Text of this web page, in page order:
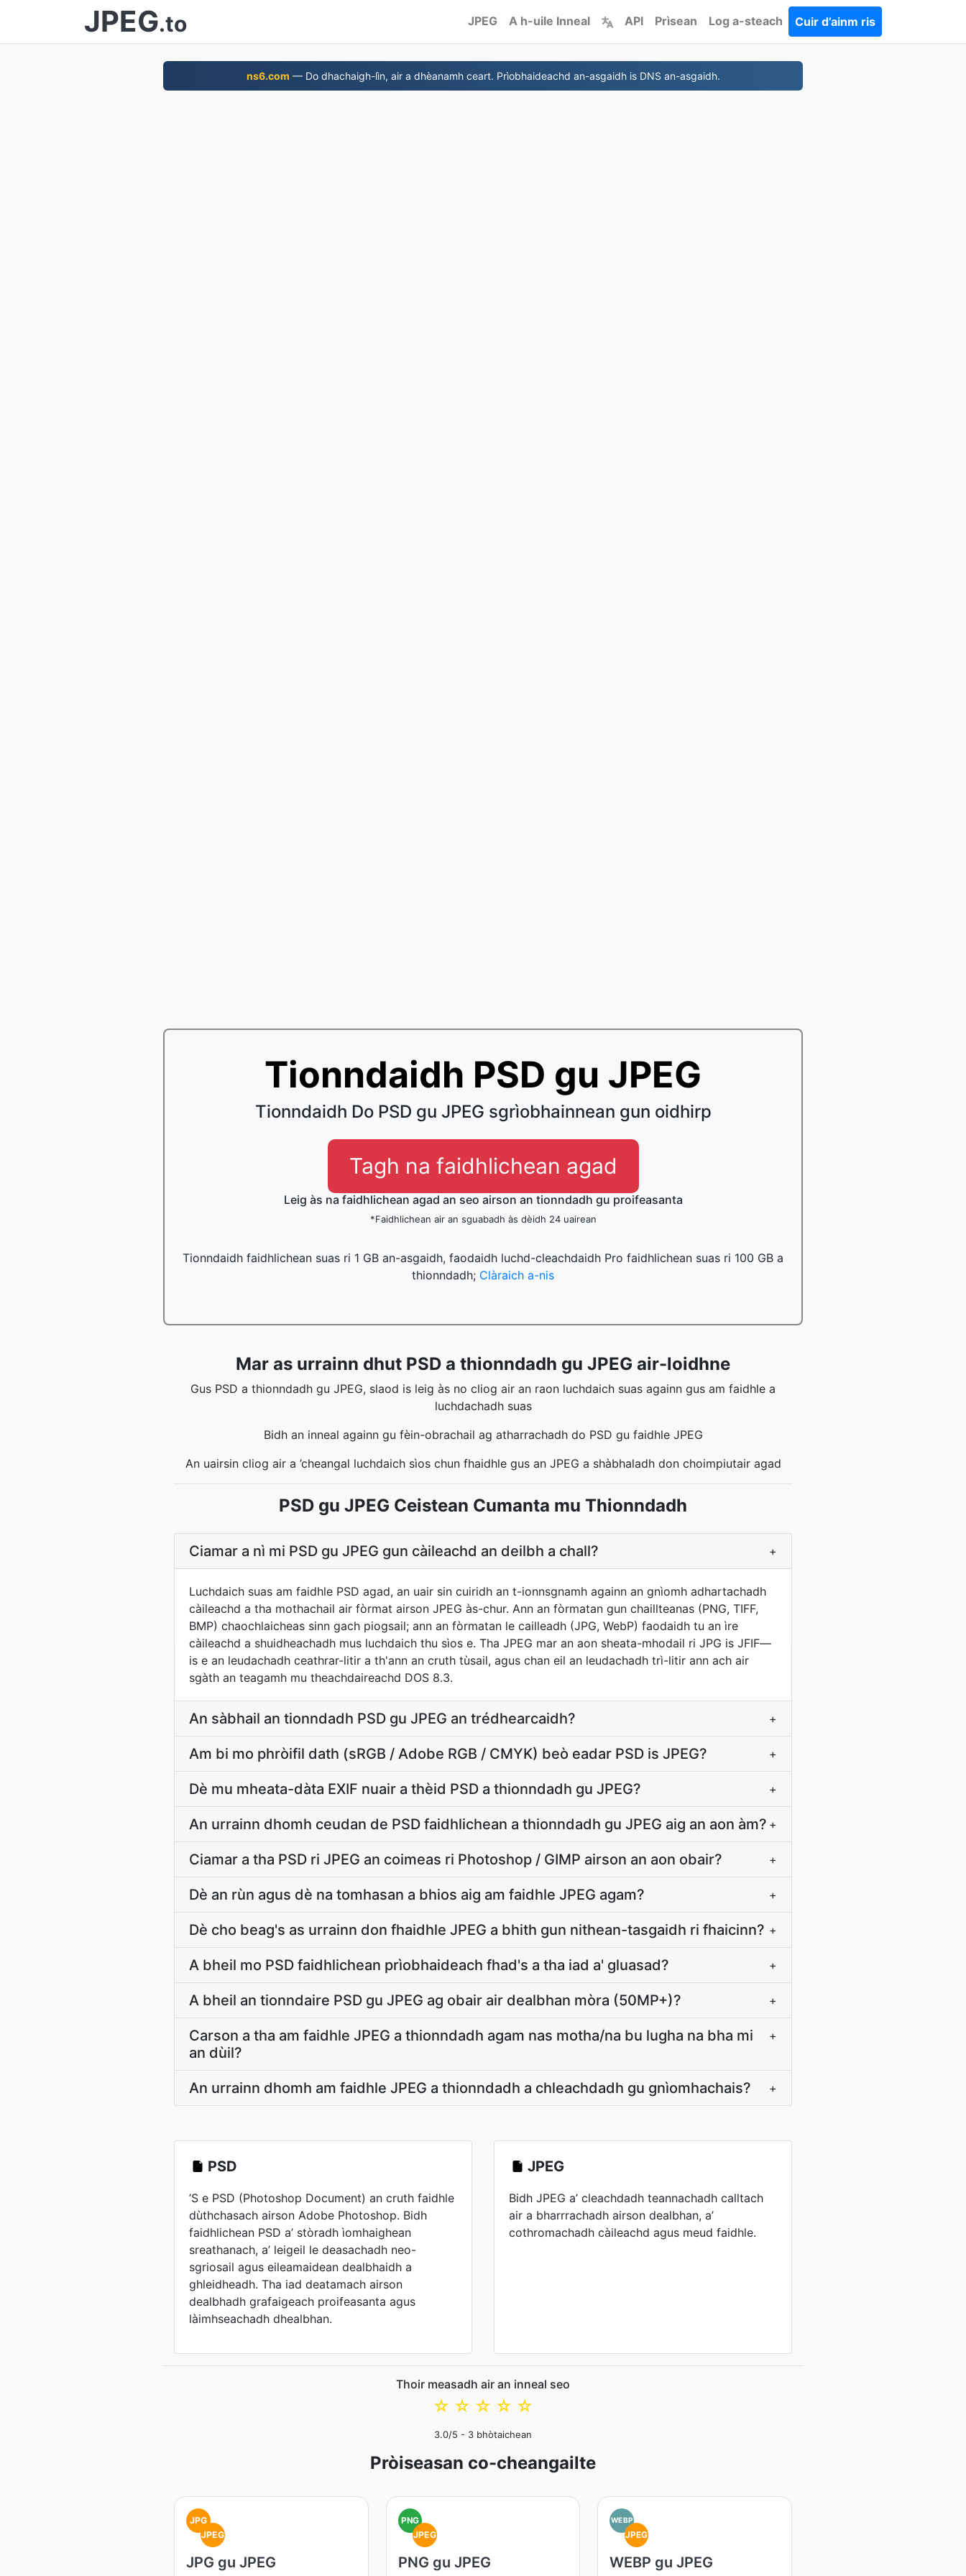
JPEG.to JPEG A h-uile Inneal API Prìsean Log a-steach Cuir d’ainm ris
ns6.com — Do dhachaigh-lìn, air a dhèanamh ceart. Prìobhaideachd an-asgaidh is DNS an-asgaidh.
Tionndaidh PSD gu JPEG
Tionndaidh Do PSD gu JPEG sgrìobhainnean gun oidhirp
Tagh na faidhlichean agad
Leig às na faidhlichean agad an seo airson an tionndadh gu proifeasanta
*Faidhlichean air an sguabadh às dèidh 24 uairean
Tionndaidh faidhlichean suas ri 1 GB an-asgaidh, faodaidh luchd-cleachdaidh Pro faidhlichean suas ri 100 GB a
thionndadh; Clàraich a-nis
Mar as urrainn dhut PSD a thionndadh gu JPEG air-loidhne
Gus PSD a thionndadh gu JPEG, slaod is leig às no cliog air an raon luchdaich suas againn gus am faidhle a
luchdachadh suas
Bidh an inneal againn gu fèin-obrachail ag atharrachadh do PSD gu faidhle JPEG
An uairsin cliog air a ’cheangal luchdaich sìos chun fhaidhle gus an JPEG a shàbhaladh don choimpiutair agad
PSD gu JPEG Ceistean Cumanta mu Thionndadh
Ciamar a nì mi PSD gu JPEG gun càileachd an deilbh a chall? +
Luchdaich suas am faidhle PSD agad, an uair sin cuiridh an t-ionnsgnamh againn an gnìomh adhartachadh
càileachd a tha mothachail air fòrmat airson JPEG às-chur. Ann an fòrmatan gun chaillteanas (PNG, TIFF,
BMP) chaochlaicheas sinn gach piogsail; ann an fòrmatan le cailleadh (JPG, WebP) faodaidh tu an ìre
càileachd a shuidheachadh mus luchdaich thu sìos e. Tha JPEG mar an aon sheata-mhodail ri JPG is JFIF—
is e an leudachadh ceathrar-litir a th'ann an cruth tùsail, agus chan eil an leudachadh trì-litir ann ach air
sgàth an teagamh mu theachdaireachd DOS 8.3.
An sàbhail an tionndadh PSD gu JPEG an trédhearcaidh? +
Am bi mo phròifil dath (sRGB / Adobe RGB / CMYK) beò eadar PSD is JPEG? +
Dè mu mheata-dàta EXIF nuair a thèid PSD a thionndadh gu JPEG? +
An urrainn dhomh ceudan de PSD faidhlichean a thionndadh gu JPEG aig an aon àm? +
Ciamar a tha PSD ri JPEG an coimeas ri Photoshop / GIMP airson an aon obair? +
Dè an rùn agus dè na tomhasan a bhios aig am faidhle JPEG agam? +
Dè cho beag's as urrainn don fhaidhle JPEG a bhith gun nithean-tasgaidh ri fhaicinn? +
A bheil mo PSD faidhlichean prìobhaideach fhad's a tha iad a' gluasad? +
A bheil an tionndaire PSD gu JPEG ag obair air dealbhan mòra (50MP+)? +
Carson a tha am faidhle JPEG a thionndadh agam nas motha/na bu lugha na bha mi
an dùil?
+
An urrainn dhomh am faidhle JPEG a thionndadh a chleachdadh gu gnìomhachais? +
PSD
’S e PSD (Photoshop Document) an cruth faidhle
dùthchasach airson Adobe Photoshop. Bidh
faidhlichean PSD a’ stòradh ìomhaighean
sreathanach, a’ leigeil le deasachadh neo-
sgriosail agus eileamaidean dealbhaidh a
ghleidheadh. Tha iad deatamach airson
dealbhadh grafaigeach proifeasanta agus
làimhseachadh dhealbhan.
JPEG
Bidh JPEG a’ cleachdadh teannachadh calltach
air a bharrrachadh airson dealbhan, a’
cothromachadh càileachd agus meud faidhle.
Thoir measadh air an inneal seo
☆
☆
☆
☆
☆
3.0/5 - 3 bhòtaichean
Pròiseasan co-cheangailte
JPG
JPEG
JPG gu JPEG
PNG
JPEG
PNG gu JPEG
WEBP
JPEG
WEBP gu JPEG